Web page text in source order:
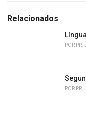
o
r:Relacionados
POR PR.
POR PR.